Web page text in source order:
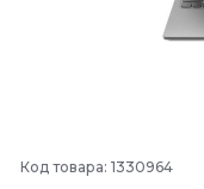
Код товара: 1330964